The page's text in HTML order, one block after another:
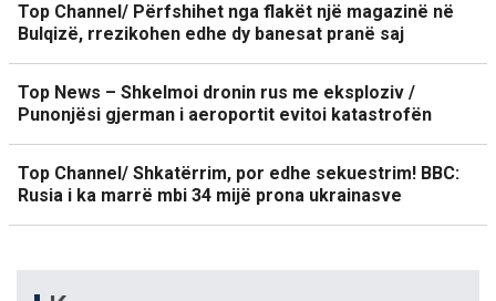
Top Channel/ Përfshihet nga flakët një magazinë në
Bulqizë, rrezikohen edhe dy banesat pranë saj
Top News – Shkelmoi dronin rus me eksploziv /
Punonjësi gjerman i aeroportit evitoi katastrofën
Top Channel/ Shkatërrim, por edhe sekuestrim! BBC:
Rusia i ka marrë mbi 34 mijë prona ukrainasve